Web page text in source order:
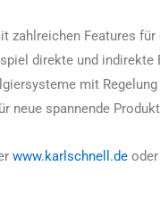
zahlreichen Features
direkte und indirekte
mit
neue spannende
www.karlschnell.deoder